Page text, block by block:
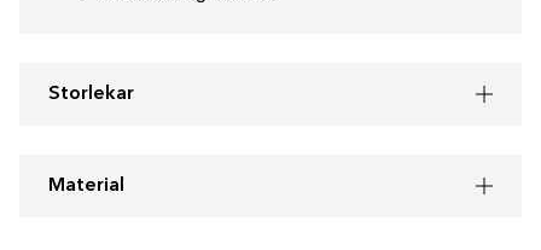
Storlekar
Material